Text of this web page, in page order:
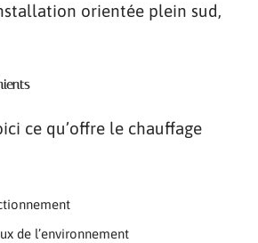
orientée plein sud,
ce qu’offre le chauffage
de l’environnement